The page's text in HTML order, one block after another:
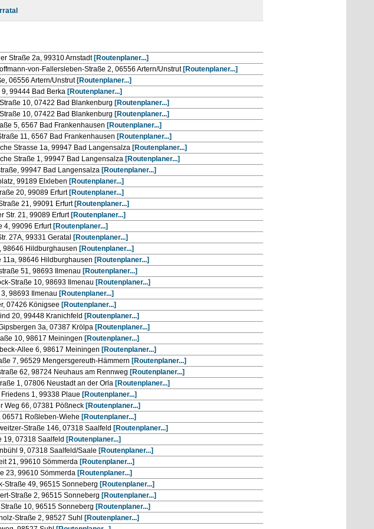
Straße 2a, 99310 Arnstadt [Routenplaner...]
von-Fallersleben-Straße 2, 06556 Artern/Unstrut [Routenplaner...]
06556 Artern/Unstrut [Routenplaner...]
9, 99444 Bad Berka [Routenplaner...]
10, 07422 Bad Blankenburg [Routenplaner...]
10, 07422 Bad Blankenburg [Routenplaner...]
5, 6567 Bad Frankenhausen [Routenplaner...]
11, 6567 Bad Frankenhausen [Routenplaner...]
Strasse 1a, 99947 Bad Langensalza [Routenplaner...]
Straße 1, 99947 Bad Langensalza [Routenplaner...]
99947 Bad Langensalza [Routenplaner...]
99189 Elxleben [Routenplaner...]
20, 99089 Erfurt [Routenplaner...]
21, 99091 Erfurt [Routenplaner...]
Str. 21, 99089 Erfurt [Routenplaner...]
4, 99096 Erfurt [Routenplaner...]
27A, 99331 Geratal [Routenplaner...]
98646 Hildburghausen [Routenplaner...]
11a, 98646 Hildburghausen [Routenplaner...]
51, 98693 Ilmenau [Routenplaner...]
Straße 10, 98693 Ilmenau [Routenplaner...]
98693 Ilmenau [Routenplaner...]
07426 Königsee [Routenplaner...]
20, 99448 Kranichfeld [Routenplaner...]
3a, 07387 Krölpa [Routenplaner...]
10, 98617 Meiningen [Routenplaner...]
Allee 6, 98617 Meiningen [Routenplaner...]
7, 96529 Mengersgereuth-Hämmern [Routenplaner...]
62, 98724 Neuhaus am Rennweg [Routenplaner...]
1, 07806 Neustadt an der Orla [Routenplaner...]
1, 99338 Plaue [Routenplaner...]
Weg 66, 07381 Pößneck [Routenplaner...]
06571 Roßleben-Wiehe [Routenplaner...]
Straße 146, 07318 Saalfeld [Routenplaner...]
19, 07318 Saalfeld [Routenplaner...]
9, 07318 Saalfeld/Saale [Routenplaner...]
21, 99610 Sömmerda [Routenplaner...]
23, 99610 Sömmerda [Routenplaner...]
Straße 49, 96515 Sonneberg [Routenplaner...]
Straße 2, 96515 Sonneberg [Routenplaner...]
10, 96515 Sonneberg [Routenplaner...]
Straße 2, 98527 Suhl
[Routenplaner...]